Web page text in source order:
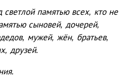
памятью всех, кто не
сыновей, дочерей,
мужей, жён, братьев,
друзей.